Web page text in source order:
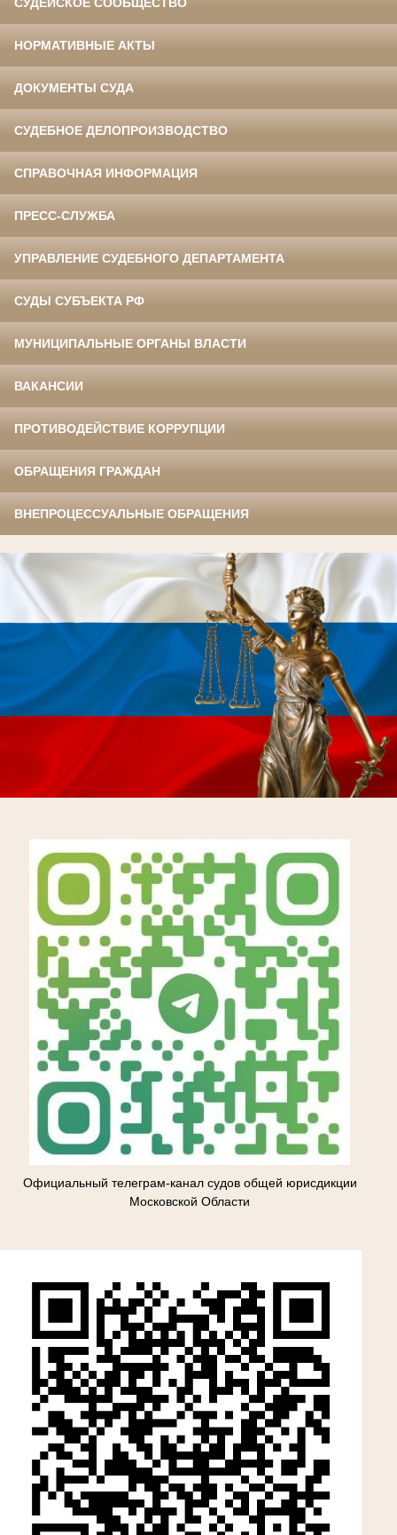
НОРМАТИВНЫЕ АКТЫ
ДОКУМЕНТЫ СУДА
СУДЕБНОЕ ДЕЛОПРОИЗВОДСТВО
СПРАВОЧНАЯ ИНФОРМАЦИЯ
ПРЕСС-СЛУЖБА
УПРАВЛЕНИЕ СУДЕБНОГО ДЕПАРТАМЕНТА
СУДЫ СУБЪЕКТА РФ
МУНИЦИПАЛЬНЫЕ ОРГАНЫ ВЛАСТИ
ВАКАНСИИ
ПРОТИВОДЕЙСТВИЕ КОРРУПЦИИ
ОБРАЩЕНИЯ ГРАЖДАН
ВНЕПРОЦЕССУАЛЬНЫЕ ОБРАЩЕНИЯ
Официальный телеграм-канал судов общей юрисдикции
Московской Области